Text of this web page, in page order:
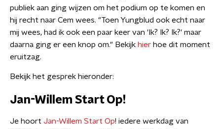
publiek aan ging wijzen om het podium op te komen en
hij recht naar Cem wees. "Toen Yungblud ook echt naar
mij wees, had ik ook een paar keer van 'Ik? Ik? Ik?' maar
daarna ging er een knop om." Bekijk hier hoe dit moment
eruitzag.
Bekijk het gesprek hieronder:
Jan-Willem Start Op!
Je hoort Jan-Willem Start Op! iedere werkdag van